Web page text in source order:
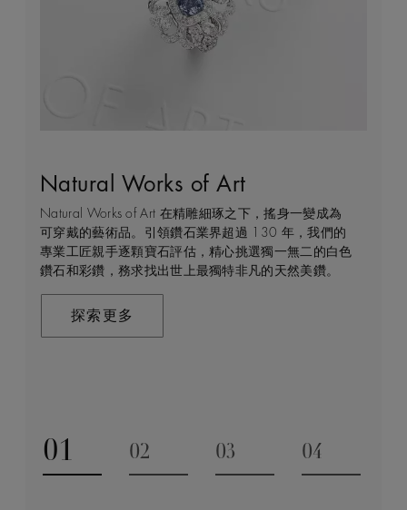
Natural Works of Art
Natural Works of Art 在精雕細琢之下，搖身一變成為
可穿戴的藝術品。引領鑽石業界超過 130 年，我們的
專業工匠親手逐顆寶石評估，精心挑選獨一無二的白色
鑽石和彩鑽，務求找出世上最獨特非凡的天然美鑽。
探索更多
鑽石珠寶創作的藝術
De Beers 作為鑽石珠寶藝術的領導者，在鑽石之旅的
每個階段 —— 從鑽石原石的開採到打造成世代相傳的
瑰寶 —— 均擁有舉足輕重的獨特地位。 我們探索並揭
示大自然的珍稀寶藏所潛藏的醉人魅力，精心創造出工
在這趟追尋極致瑰寶的旅程，對完美的追求與卓越的專
建設永恒
我們每天都能親眼目感受天然美鑽何等珍貴，對佩戴者
和製作過程中的所有人而言，鑽石都是大自然的瑰寶。
因此我們致力確保每顆鑽石都能對開採地當地的人民和
環境帶來長久的正面影響。我們將此承諾稱為「建設永
探索更多
客戶服務
不論您身處家中或到訪我們其中一間商店，我們都渴望
能為您提供度身訂造的購物體驗。預約親臨精品店或線
上購物體驗，即可透過私人諮詢得到專家協助和指導。
聯絡我們
01
Go to slide 1
02
03
04